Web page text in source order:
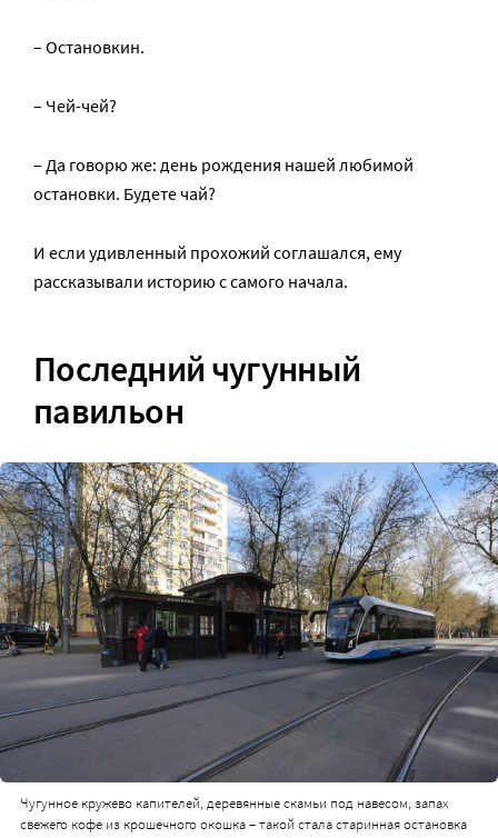
– Остановкин.
– Чей-чей?
– Да говорю же: день рождения нашей любимой
остановки. Будете чай?
И если удивленный прохожий соглашался, ему
рассказывали историю с самого начала.
Последний чугунный
павильон
Чугунное кружево капителей, деревянные скамьи под навесом, запах
свежего кофе из крошечного окошка – такой стала старинная остановка